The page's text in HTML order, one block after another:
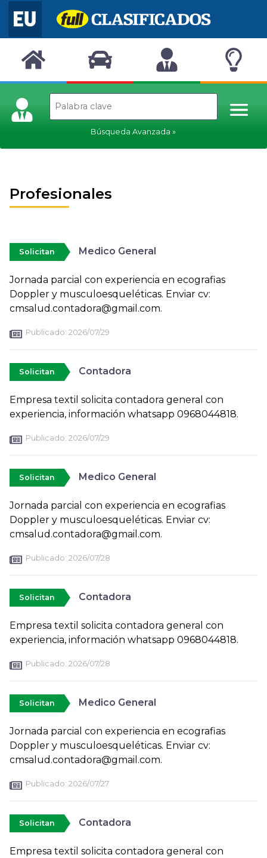
Búsqueda Avanzada
Profesionales
Solicitan Medico General
Jornada parcial con experiencia en ecografias
Doppler y musculoesqueléticas. Enviar cv:
cmsalud.contadora@gmail.com.
Publicado: 2026/07/29
Solicitan Contadora
Empresa textil solicita contadora general con
experiencia, información whatsapp 0968044818.
Publicado: 2026/07/29
Solicitan Medico General
Jornada parcial con experiencia en ecografias
Doppler y musculoesqueléticas. Enviar cv:
cmsalud.contadora@gmail.com.
Publicado: 2026/07/28
Solicitan Contadora
Empresa textil solicita contadora general con
experiencia, información whatsapp 0968044818.
Publicado: 2026/07/28
Solicitan Medico General
Jornada parcial con experiencia en ecografias
Doppler y musculoesqueléticas. Enviar cv:
cmsalud.contadora@gmail.com.
Publicado: 2026/07/27
Solicitan Contadora
Empresa textil solicita contadora general con